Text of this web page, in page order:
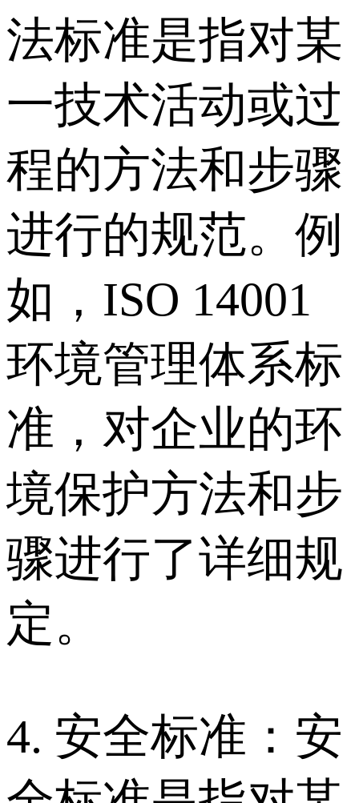
法标准是指对某
一技术活动或过
程的方法和步骤
进行的规范。例
如，ISO 14001
环境管理体系标
准，对企业的环
境保护方法和步
骤进行了详细规
定。
4. 安全标准：安